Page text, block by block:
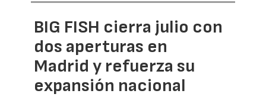
BIG FISH cierra julio con
dos aperturas en
Madrid y refuerza su
expansión nacional